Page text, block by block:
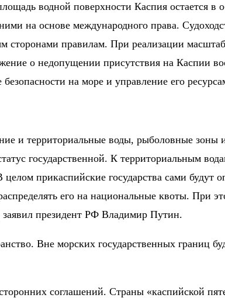
водной поверхности Каспия остается
на основе международного права.
сторонами правилам. При реализации
о недопущении присутствия на Каспии
на море и управление его
и территориальные воды, рыболовные зоны
государственной. К территориальным
прикаспийские государства сами будут
его на национальные квоты. При
президент РФ Владимир Путин.
Вне морских государственных границ
соглашений. Страны «каспийской